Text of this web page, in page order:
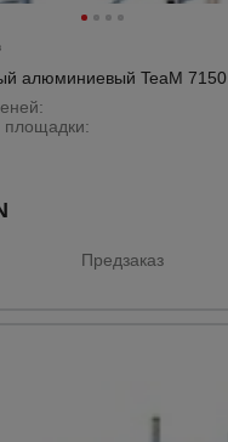
алюминиевый TeaM 7150
площадки:
Предзаказ